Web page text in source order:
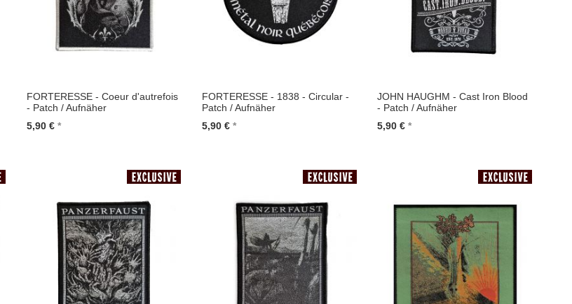
FORTERESSE - Coeur d'autrefois
- Patch / Aufnäher
5,90 €
FORTERESSE - 1838 - Circular -
Patch / Aufnäher
5,90 €
JOHN HAUGHM - Cast Iron Blood
- Patch / Aufnäher
5,90 €